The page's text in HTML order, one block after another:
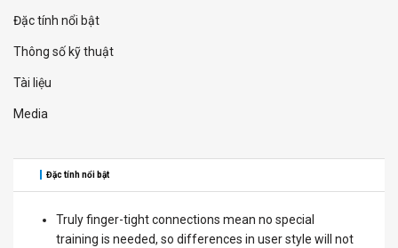
Đặc tính nổi bật
Thông số kỹ thuật
Tài liệu
Media
Đặc tính nổi bật
Truly finger-tight connections mean no special
training is needed, so differences in user style will not